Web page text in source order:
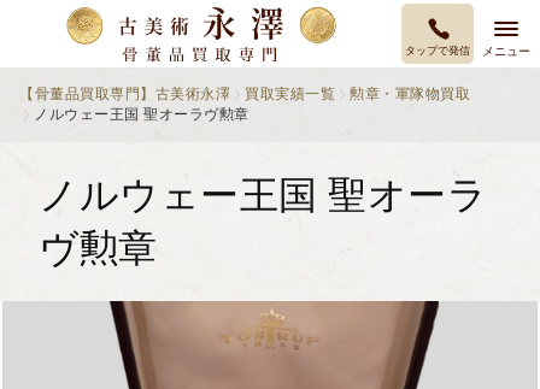
タップで発信 メニュー
【骨董品買取専門】古美術永澤 買取実績一覧
勲章・軍隊物買取
ノルウェー王国 聖オーラヴ勲章
ノルウェー王国 聖オーラ
ヴ勲章